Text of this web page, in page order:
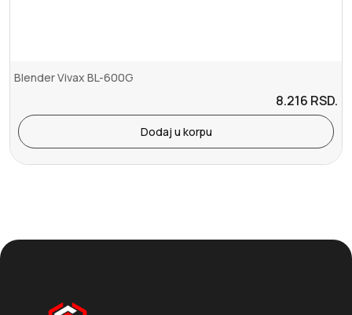
Blender Vivax BL-600G
8.216 RSD.
Dodaj u korpu